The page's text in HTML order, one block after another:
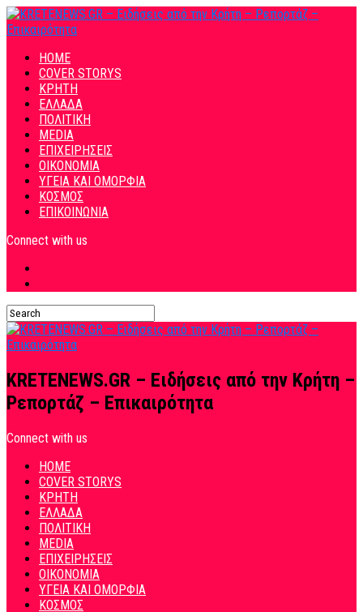
HOME
COVER STORYS
ΚΡΗΤΗ
ΕΛΛΑΔΑ
ΠΟΛΙΤΙΚΗ
MEDIA
ΕΠΙΧΕΙΡΗΣΕΙΣ
ΟΙΚΟΝΟΜΙΑ
ΥΓΕΙΑ ΚΑΙ ΟΜΟΡΦΙΑ
ΚΟΣΜΟΣ
ΕΠΙΚΟΙΝΩΝΙΑ
Connect with us
KRETENEWS.GR – Ειδήσεις από την Κρήτη –
Ρεπορτάζ – Επικαιρότητα
Connect with us
HOME
COVER STORYS
ΚΡΗΤΗ
ΕΛΛΑΔΑ
ΠΟΛΙΤΙΚΗ
MEDIA
ΕΠΙΧΕΙΡΗΣΕΙΣ
ΟΙΚΟΝΟΜΙΑ
ΥΓΕΙΑ ΚΑΙ ΟΜΟΡΦΙΑ
ΚΟΣΜΟΣ